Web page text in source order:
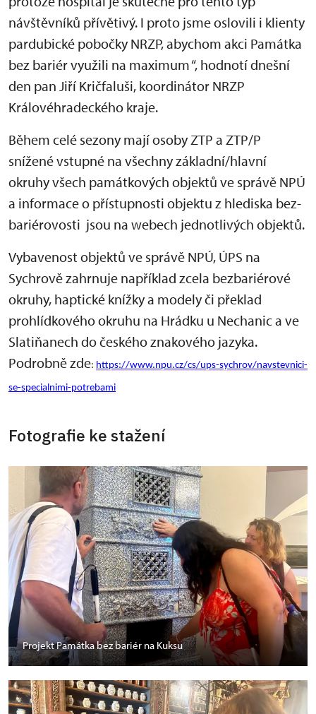
návštěvníků přívětivý. I proto jsme oslovili i klienty
pardubické pobočky NRZP, abychom akci Památka
bez bariér využili na maximum “, hodnotí dnešní
den pan Jiří Kričfaluši, koordinátor NRZP
Královéhradeckého kraje.
Během celé sezony mají osoby ZTP a ZTP/P
snížené vstupné na všechny základní/hlavní
okruhy všech památkových objektů ve správě NPÚ
a informace o přístupnosti objektu z hlediska bez-
bariérovosti jsou na webech jednotlivých objektů.
Vybavenost objektů ve správě NPÚ, ÚPS na
Sychrově zahrnuje například zcela bezbariérové
okruhy, haptické knížky a modely či překlad
prohlídkového okruhu na Hrádku u Nechanic a ve
Slatiňanech do českého znakového jazyka.
Podrobně zde: https://www.npu.cz/cs/ups-sychrov/navstevnici-
se-specialnimi-potrebami
Fotografie ke stažení
Projekt Památka bez bariér na Kuksu